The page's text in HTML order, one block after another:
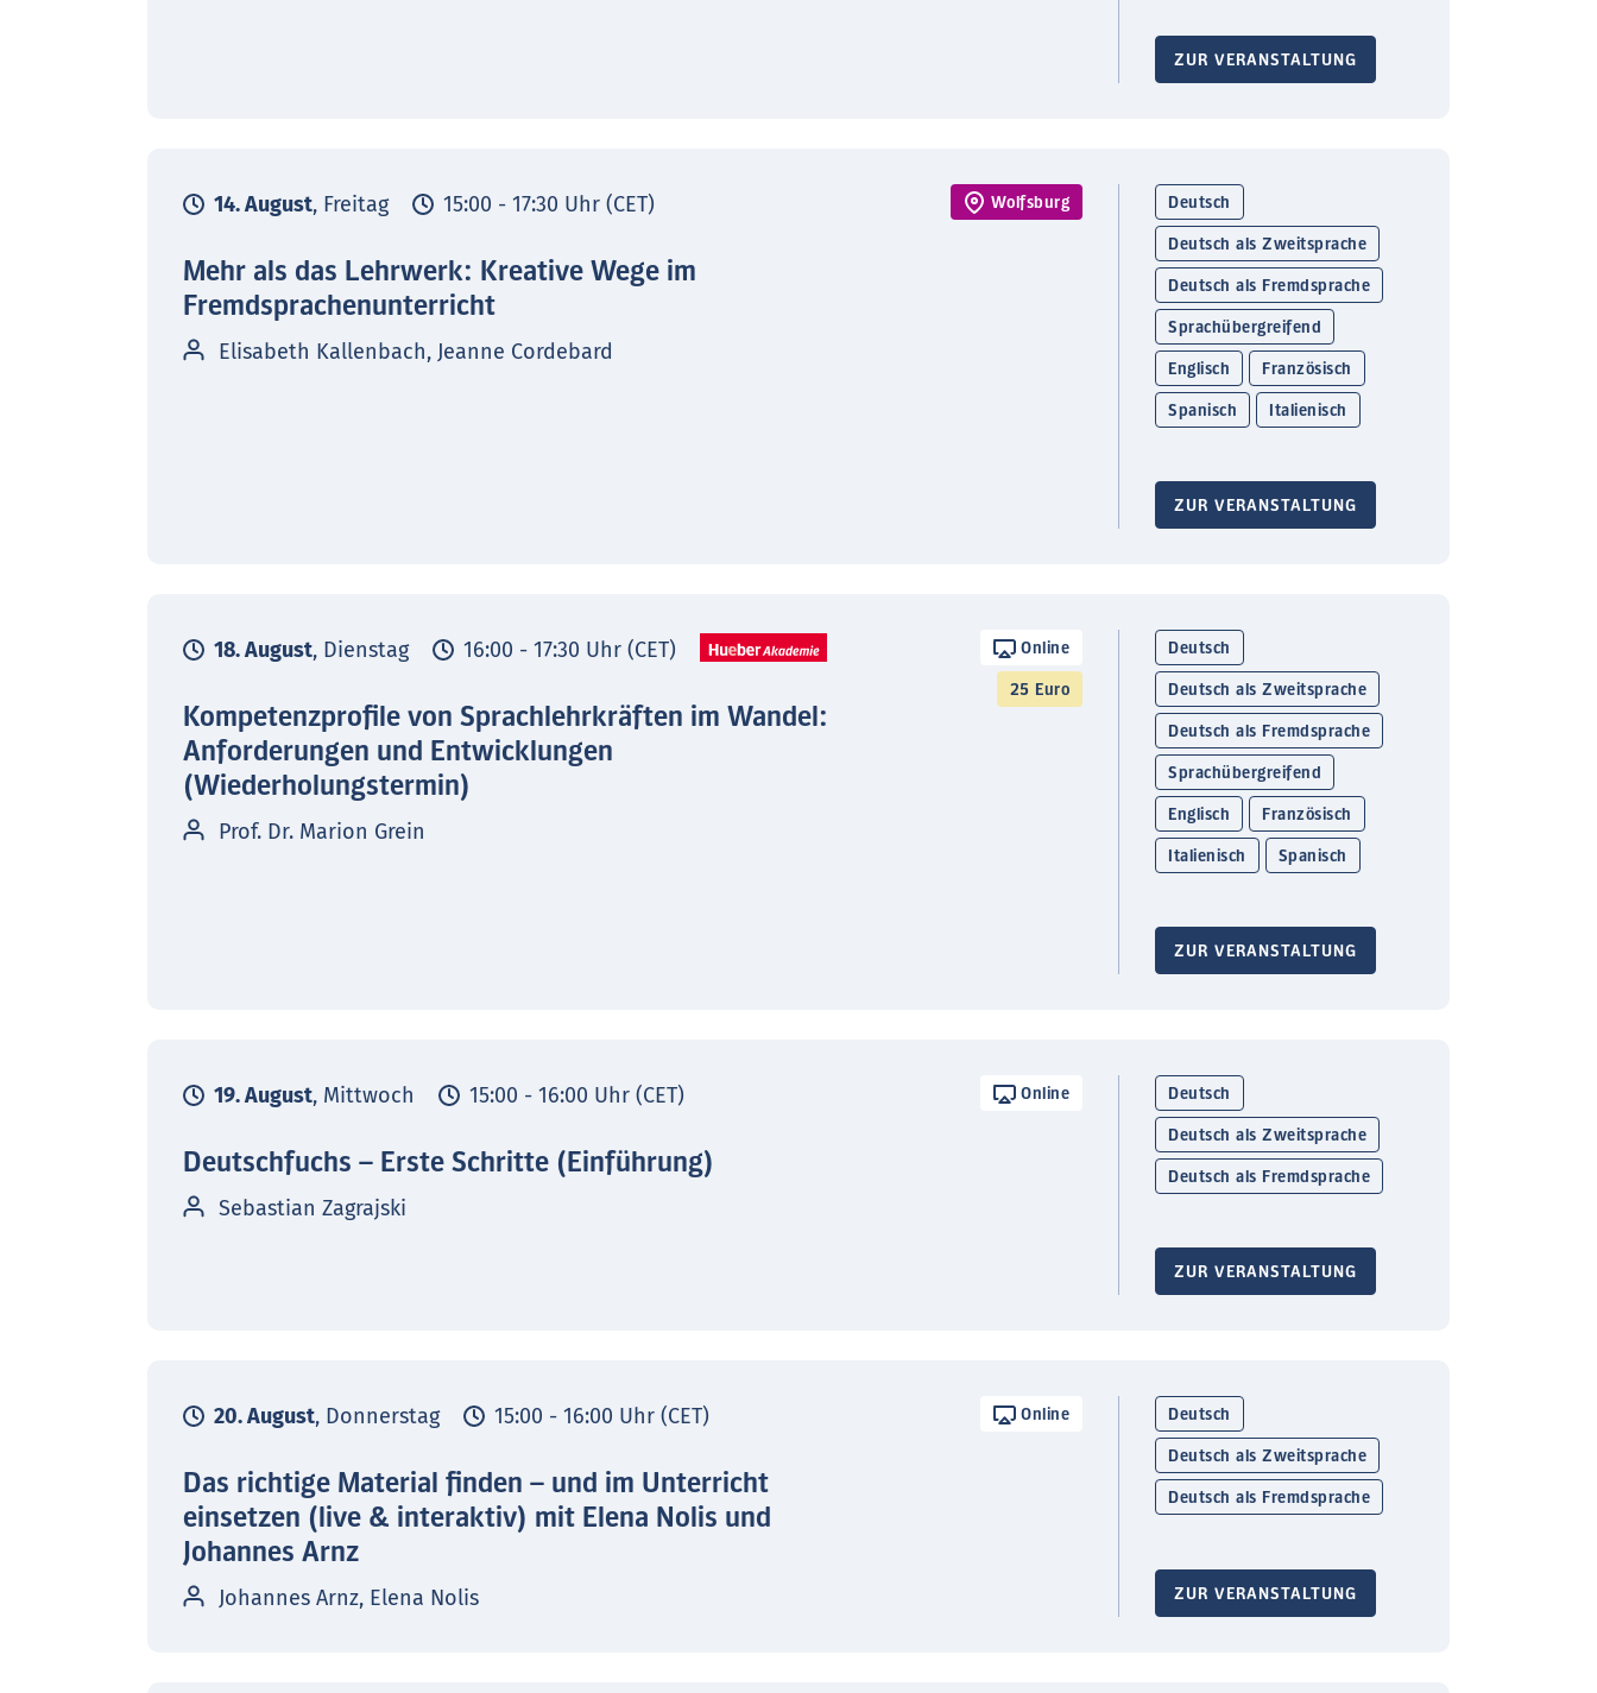
ZUR VERANSTALTUNG
14. August, Freitag 15:00 - 17:30 Uhr (CET) Wolfsburg
Mehr als das Lehrwerk: Kreative Wege im
Fremdsprachenunterricht
Elisabeth Kallenbach, Jeanne Cordebard
Deutsch
Deutsch als Zweitsprache
Deutsch als Fremdsprache
Sprachübergreifend
Englisch Französisch
Spanisch Italienisch
ZUR VERANSTALTUNG
18. August, Dienstag 16:00 - 17:30 Uhr (CET) Online
25 Euro
Kompetenzprofile von Sprachlehrkräften im Wandel:
Anforderungen und Entwicklungen
(Wiederholungstermin)
Prof. Dr. Marion Grein
Deutsch
Deutsch als Zweitsprache
Deutsch als Fremdsprache
Sprachübergreifend
Englisch Französisch
Italienisch Spanisch
ZUR VERANSTALTUNG
19. August, Mittwoch 15:00 - 16:00 Uhr (CET) Online
Deutschfuchs – Erste Schritte (Einführung)
Sebastian Zagrajski
Deutsch
Deutsch als Zweitsprache
Deutsch als Fremdsprache
ZUR VERANSTALTUNG
20. August, Donnerstag 15:00 - 16:00 Uhr (CET) Online
Das richtige Material finden – und im Unterricht
einsetzen (live & interaktiv) mit Elena Nolis und
Johannes Arnz
Johannes Arnz, Elena Nolis
Deutsch
Deutsch als Zweitsprache
Deutsch als Fremdsprache
ZUR VERANSTALTUNG